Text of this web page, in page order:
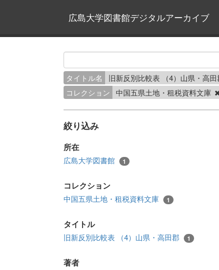
広島大学図書館デジタルアーカイブ
タイトル名
旧新反別比較表 （4）山県・高
コレクション
中国五県土地・租税資料文庫
絞り込み
所在
広島大学図書館 1
コレクション
中国五県土地・租税資料文庫 1
タイトル
旧新反別比較表 （4）山県・高田郡 1
著者